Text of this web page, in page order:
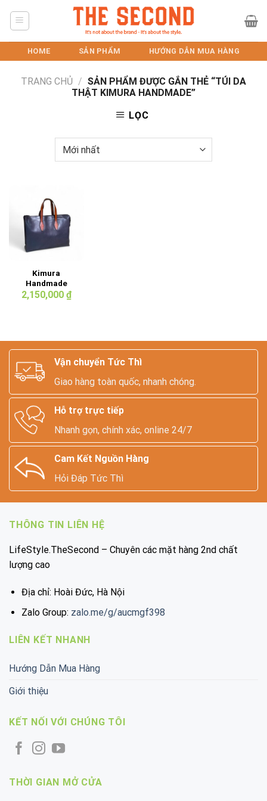
HOME SẢN PHẨM HƯỚNG DẪN MUA HÀNG
TRANG CHỦ / SẢN PHẨM ĐƯỢC GẮN THẺ “TÚI DA
THẬT KIMURA HANDMADE”
LỌC
Kimura
Handmade
Leather Bag
2,150,000 ₫
Vận chuyển Tức Thì
Giao hàng toàn quốc, nhanh chóng.
Hỗ trợ trực tiếp
Nhanh gọn, chính xác, online 24/7
Cam Kết Nguồn Hàng
Hỏi Đáp Tức Thì
THÔNG TIN LIÊN HỆ
LifeStyle.TheSecond – Chuyên các mặt hàng 2nd chất
lượng cao
Địa chỉ: Hoài Đức, Hà Nội
Zalo Group: zalo.me/g/aucmgf398
LIÊN KẾT NHANH
Hướng Dẫn Mua Hàng
Giới thiệu
KẾT NỐI VỚI CHÚNG TÔI
THỜI GIAN MỞ CỬA